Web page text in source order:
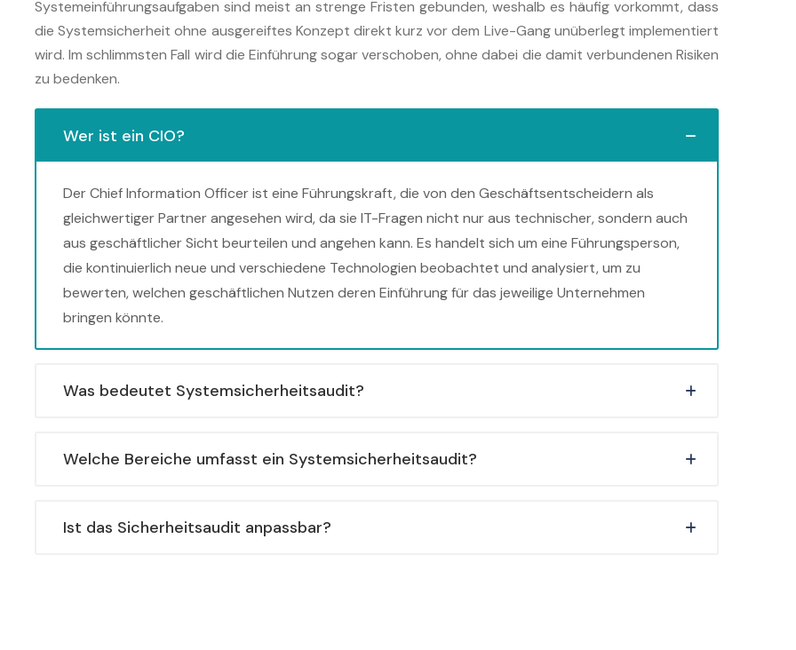
Systemeinführungsaufgaben sind meist an strenge Fristen gebunden, weshalb es häufig vorkommt, dass
die Systemsicherheit ohne ausgereiftes Konzept direkt kurz vor dem Live-Gang unüberlegt implementiert
wird. Im schlimmsten Fall wird die Einführung sogar verschoben, ohne dabei die damit verbundenen Risiken
zu bedenken.
Wer ist ein CIO?
Der Chief Information Officer ist eine Führungskraft, die von den Geschäftsentscheidern als
gleichwertiger Partner angesehen wird, da sie IT-Fragen nicht nur aus technischer, sondern auch
aus geschäftlicher Sicht beurteilen und angehen kann. Es handelt sich um eine Führungsperson,
die kontinuierlich neue und verschiedene Technologien beobachtet und analysiert, um zu
bewerten, welchen geschäftlichen Nutzen deren Einführung für das jeweilige Unternehmen
bringen könnte.
Was bedeutet Systemsicherheitsaudit?
Welche Bereiche umfasst ein Systemsicherheitsaudit?
Ist das Sicherheitsaudit anpassbar?